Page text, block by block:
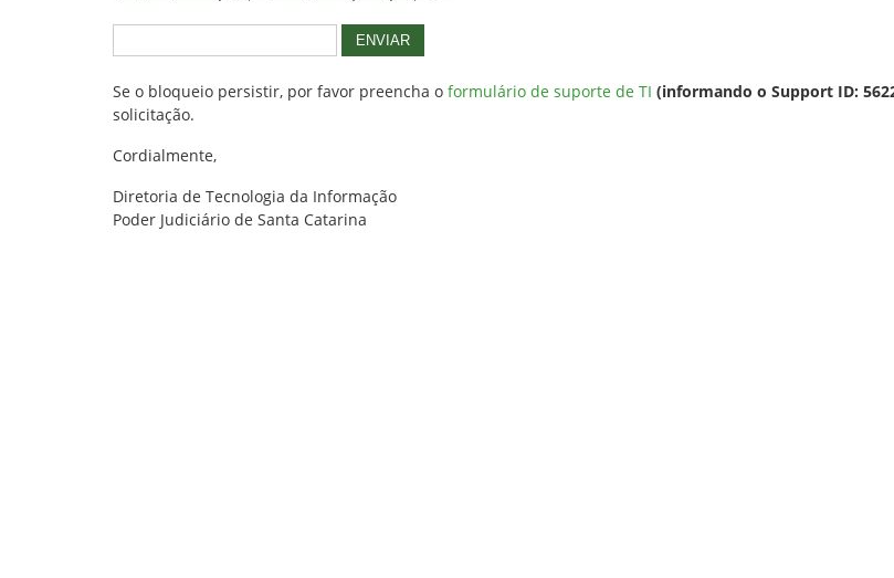
ENVIAR
Se o bloqueio persistir, por favor preencha o formulário de suporte de TI (informando o Support ID:
solicitação.
Cordialmente,
Diretoria de Tecnologia da Informação
Poder Judiciário de Santa Catarina